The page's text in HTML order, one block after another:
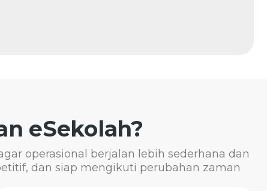
eSekolah?
operasional berjalan lebih sederhana dan
dan siap mengikuti perubahan zaman